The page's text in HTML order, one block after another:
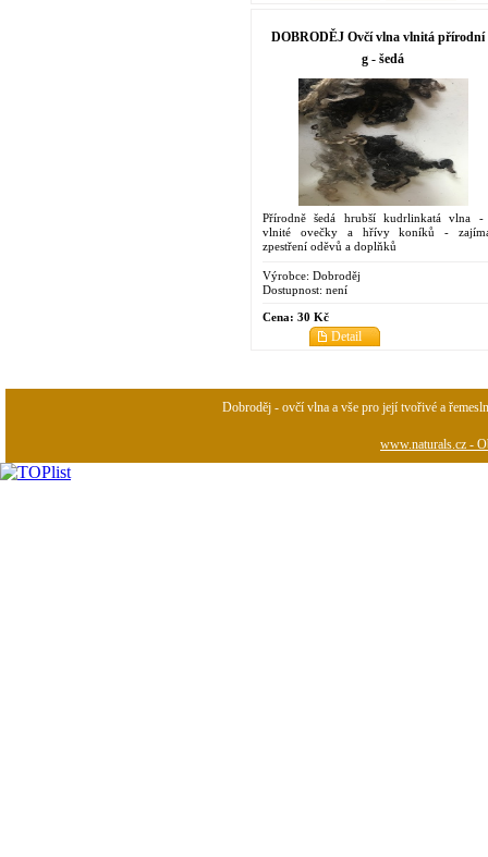
DOBRODĚJ Ovčí vlna vlnitá přírodní
g - šedá
Přírodně šedá hrubší kudrlinkatá vlna -
vlnité ovečky a hřívy koníků -
zpestření oděvů a doplňků
Výrobce: Dobroděj
Dostupnost: není
Cena: 30 Kč
Detail
Dobroděj - ovčí vlna a vše pro její tvořivé a
www.naturals.cz -